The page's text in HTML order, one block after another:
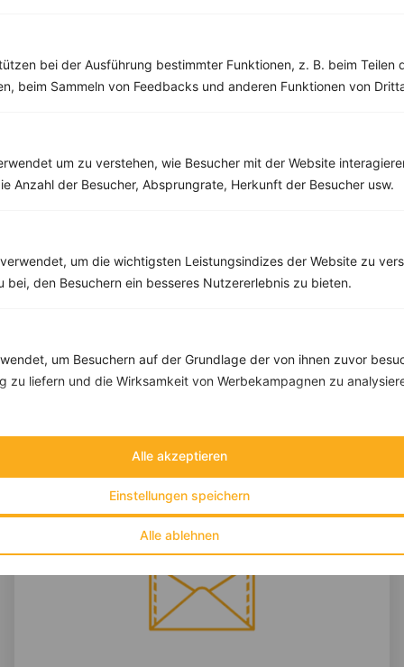
bei der Ausführung bestimmter Funktionen, z. B. beim Teilen
beim Sammeln von Feedbacks und anderen Funktionen von
um zu verstehen, wie Besucher mit der Website
Anzahl der Besucher, Absprungrate, Herkunft der Besucher usw.
um die wichtigsten Leistungsindizes der Website zu
bei, den Besuchern ein besseres Nutzererlebnis zu bieten.
um Besuchern auf der Grundlage der von ihnen zuvor
zu liefern und die Wirksamkeit von Werbekampagnen zu
Alle ablehnen
Einstellungen speichern
Alle akzeptieren
Rezepte mit 500 bis 600 kcal
Rezepte
‹ Kalorien: 579 kcal